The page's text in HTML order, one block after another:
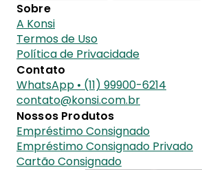
Sobre
A Konsi
Termos de Uso
Política de Privacidade
Contato
WhatsApp • (11) 99900-6214
contato@konsi.com.br
Nossos Produtos
Empréstimo Consignado
Empréstimo Consignado Privado
Cartão Consignado